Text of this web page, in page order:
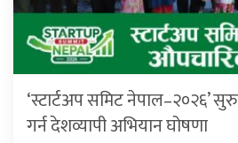
‘स्टार्टअप समिट नेपाल–२०२६’
गर्न देशव्यापी अभियान घोषणा